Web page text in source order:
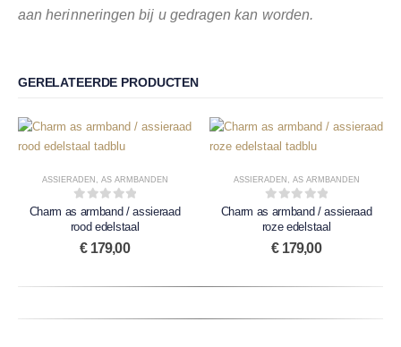
aan herinneringen bij u gedragen kan worden.
GERELATEERDE PRODUCTEN
ASSIERADEN AS ARMBANDEN
0 out of 5
Charm as armband / assieraad
rood edelstaal
€179,00
ASSIERADEN AS ARMBANDEN
0 out of 5
Charm as armband / assieraad
roze edelstaal
€179,00